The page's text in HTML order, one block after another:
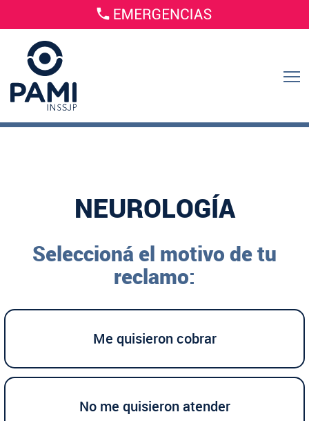
NEUROLOGÍA
Seleccioná el motivo de tu
reclamo:
Me quisieron cobrar
No me quisieron atender